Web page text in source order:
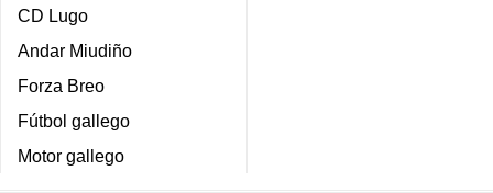
CD Lugo
Andar Miudiño
Forza Breo
Fútbol gallego
Motor gallego